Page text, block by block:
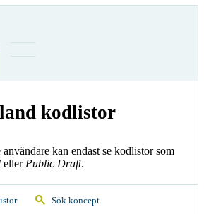
kodlistor
kan endast se kodlistor som
eller Public Draft.
Sök koncept